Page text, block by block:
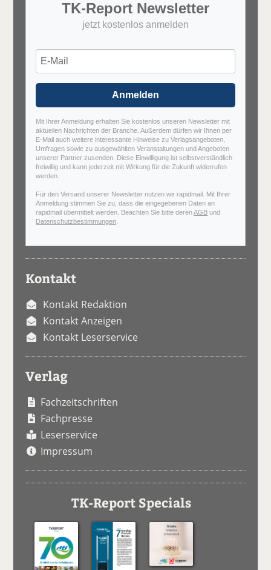
TK-Report Newsletter
jetzt kostenlos anmelden
Anmelden
Mit Ihrer Anmeldung erhalten Sie kostenlos unseren Newsletter mit
aktuellen Nachrichten der Branche. Außerdem dürfen wir Ihnen per
E-Mail auch weitere interessante Hinweise zu Verlagsangeboten,
Umfragen sowie zu ausgewählten Veranstaltungen und Angeboten
unserer Partner zusenden. Diese Einwilligung ist selbstverständlich
freiwillig und kann jederzeit mit Wirkung für die Zukunft widerrufen
werden.
Für den Versand unserer Newsletter nutzen wir rapidmail. Mit Ihrer
Anmeldung stimmen Sie zu, dass die eingegebenen Daten an
rapidmail übermittelt werden. Beachten Sie bitte derenAGB und
Datenschutzbestimmungen
Kontakt
Kontakt Redaktion
Kontakt Anzeigen
Kontakt Leserservice
Verlag
Fachzeitschriften
Fachpresse
Leserservice
Impressum
TK-Report Specials